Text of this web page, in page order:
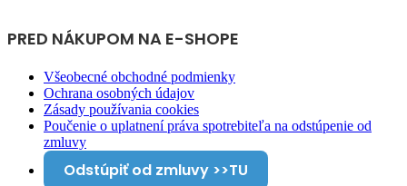
PRED NÁKUPOM NA E-SHOPE
Všeobecné obchodné podmienky
Ochrana osobných údajov
Zásady používania cookies
Poučenie o uplatnení práva spotrebiteľa na odstúpenie od
zmluvy
Odstúpiť od zmluvy >>TU